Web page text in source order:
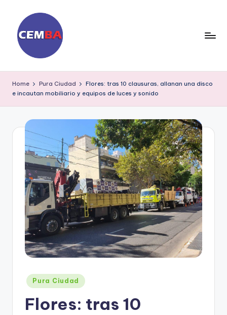
content
ia
ri
C
E
M
B
A
Home Pura Ciudad
Flores: tras 10 clausuras, allanan una disco
e incautan mobiliario y equipos de luces y sonido
Posted
in
Pura Ciudad
Flores: tras 10